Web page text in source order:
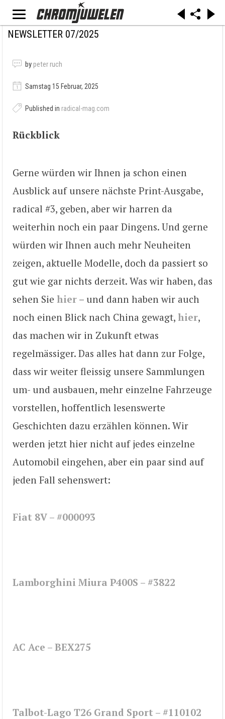
NEWSLETTER 07/2025
by peter ruch
Samstag 15 Februar, 2025
Published in radical-mag.com
Rückblick
Gerne würden wir Ihnen ja schon einen
Ausblick auf unsere nächste Print-Ausgabe,
radical #3, geben, aber wir harren da
weiterhin noch ein paar Dingens. Und gerne
würden wir Ihnen auch mehr Neuheiten
zeigen, aktuelle Modelle, doch da passiert so
gut wie gar nichts derzeit. Was wir haben, das
sehen Sie hier – und dann haben wir auch
noch einen Blick nach China gewagt, hier,
das machen wir in Zukunft etwas
regelmässiger. Das alles hat dann zur Folge,
dass wir weiter fleissig unsere Sammlungen
um- und ausbauen, mehr einzelne Fahrzeuge
vorstellen, hoffentlich lesenswerte
Geschichten dazu erzählen können. Wir
werden jetzt hier nicht auf jedes einzelne
Automobil eingehen, aber ein paar sind auf
jeden Fall sehenswert:
Fiat 8V – #000093
Lamborghini Miura P400S – #3822
AC Ace – BEX275
Talbot-Lago T26 Grand Sport – #110102